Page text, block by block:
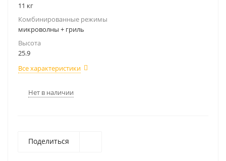
11 кг
Комбинированные режимы
микроволны + гриль
Высота
25.9
Все характеристики
Нет в наличии
Поделиться